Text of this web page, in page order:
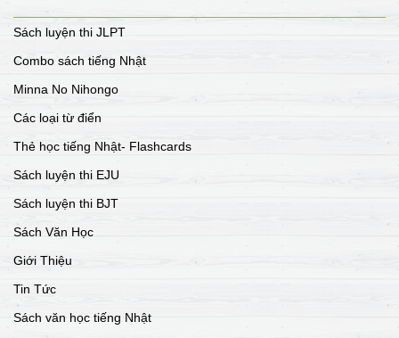
Sách luyện thi JLPT
Combo sách tiếng Nhật
Minna No Nihongo
Các loại từ điển
Thẻ học tiếng Nhật- Flashcards
Sách luyện thi EJU
Sách luyện thi BJT
Sách Văn Học
Giới Thiệu
Tin Tức
Sách văn học tiếng Nhật